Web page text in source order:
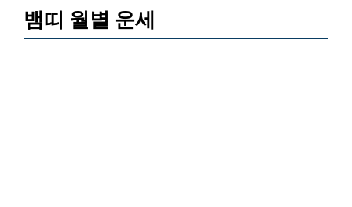
뱀띠 월별 운세